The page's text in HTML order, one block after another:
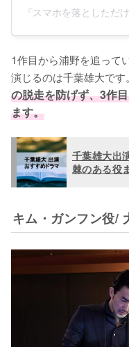
1作目から浦野を追って
演じるのは千葉雄大です。
の脱走を防げず、3作
ます。
千葉雄大出
棘のある役
キム・ガンフン役/